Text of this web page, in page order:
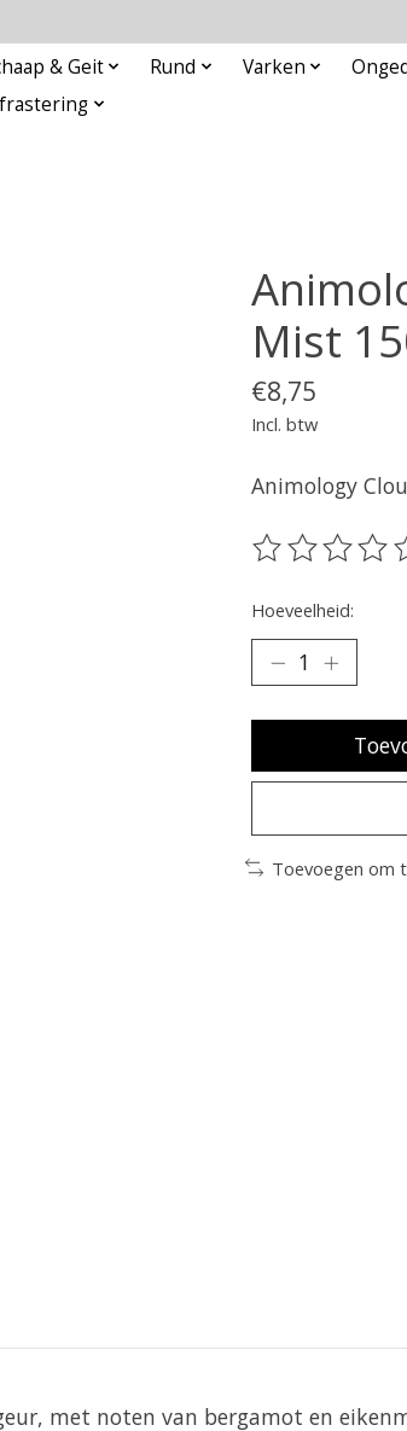
& Geit Rund Varken
Mist
€8,75
Incl. btw
Animology
De
Hoeveelheid:
Toevoegen om
met noten van bergamot en